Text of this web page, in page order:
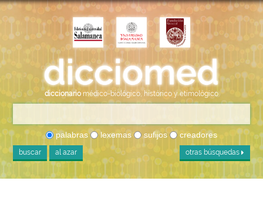
diccionario médico-biológico, histórico y etimológico
palabras lexemas sufijos creadores
buscar al azar otras búsquedas